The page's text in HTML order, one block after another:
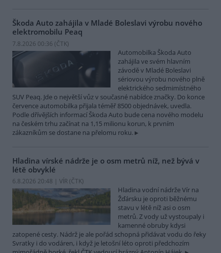
Škoda Auto zahájila v Mladé Boleslavi výrobu nového
elektromobilu Peaq
7.8.2026 00:36 (ČTK)
Automobilka Škoda Auto
zahájila ve svém hlavním
závodě v Mladé Boleslavi
sériovou výrobu nového plně
elektrického sedmimístného
SUV Peaq. Jde o největší vůz v současné nabídce značky. Do konce
července automobilka přijala téměř 8500 objednávek, uvedla.
Podle dřívějších informací Škoda Auto bude cena nového modelu
na českém trhu začínat na 1,15 milionu korun, k prvním
zákazníkům se dostane na přelomu roku.
Hladina vírské nádrže je o osm metrů níž, než bývá v
létě obvyklé
6.8.2026 20:48 | VÍR (ČTK)
Hladina vodní nádrže Vír na
Žďársku je oproti běžnému
stavu v létě níž asi o osm
metrů. Z vody už vystoupaly i
kamenné obruby kdysi
zatopené cesty. Nádrž je ale pořád schopná přidávat vodu do řeky
Svratky i do vodáren, i když je letošní léto oproti předchozím